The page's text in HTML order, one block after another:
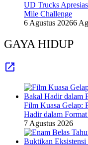
UD Trucks
Mile Challenge
6 Agustus 20266
GAYA HIDUP
Film Kuasa Gelap:
Hadir dalam
7 Agustus 2026